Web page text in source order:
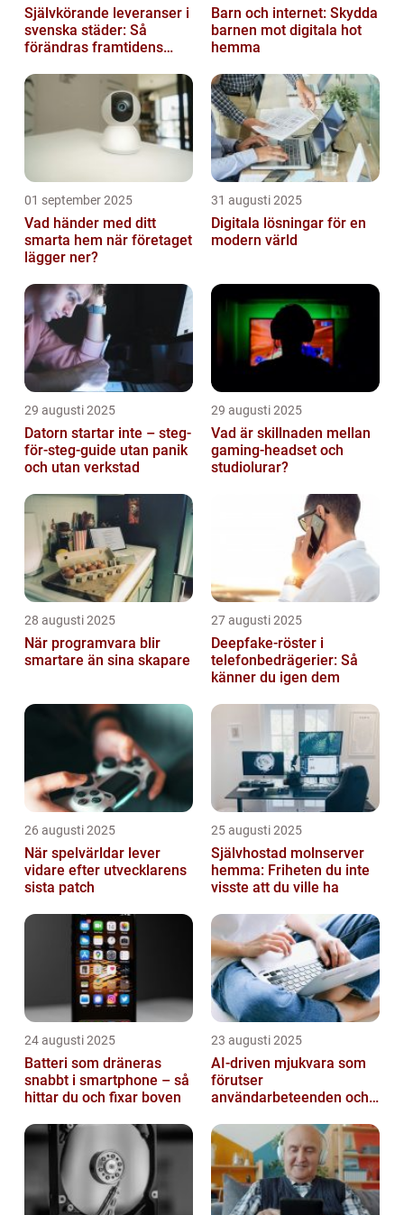
Självkörande leveranser i
svenska städer: Så
förändras framtidens
Barn och internet: Skydda
barnen mot digitala hot
hemma
01 september 2025
Vad händer med ditt
smarta hem när företaget
lägger ner?
31 augusti 2025
Digitala lösningar för en
modern värld
29 augusti 2025
Datorn startar inte – steg-
för-steg-guide utan panik
och utan verkstad
29 augusti 2025
Vad är skillnaden mellan
gaming-headset och
studiolurar?
28 augusti 2025
När programvara blir
smartare än sina skapare
27 augusti 2025
Deepfake-röster i
telefonbedrägerier: Så
känner du igen dem
26 augusti 2025
När spelvärldar lever
vidare efter utvecklarens
sista patch
25 augusti 2025
Självhostad molnserver
hemma: Friheten du inte
visste att du ville ha
24 augusti 2025
Batteri som dräneras
snabbt i smartphone – så
hittar du och fixar boven
23 augusti 2025
AI-driven mjukvara som
förutser
användarbeteenden och